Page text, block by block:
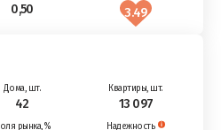
0,50 3.49
42 13 097